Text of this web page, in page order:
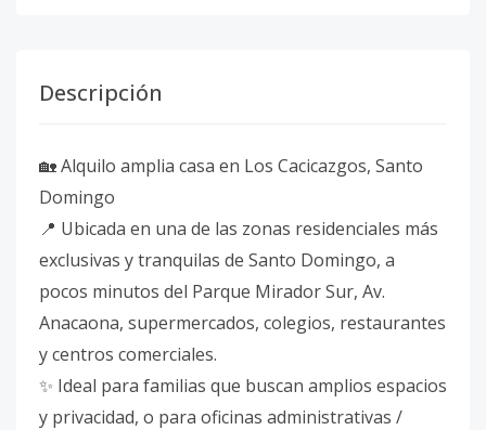
Descripción
🏡 Alquilo amplia casa en Los Cacicazgos, Santo
Domingo
📍 Ubicada en una de las zonas residenciales más
exclusivas y tranquilas de Santo Domingo, a
pocos minutos del Parque Mirador Sur, Av.
Anacaona, supermercados, colegios, restaurantes
y centros comerciales.
✨ Ideal para familias que buscan amplios espacios
y privacidad, o para oficinas administrativas /